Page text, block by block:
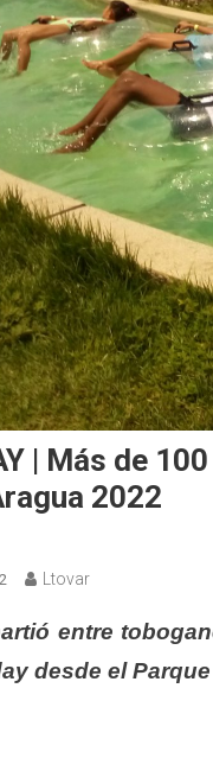
| Más de
2022
Ltovar
entre
desde el